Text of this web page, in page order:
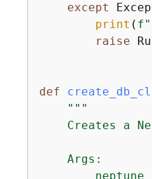
except
print (
raise
def
"""
Creates a
    Args: